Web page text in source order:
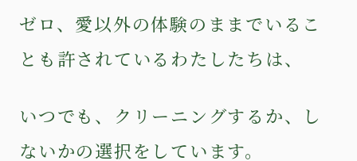
ゼロ、愛以外の体験のままでいるこ
とも許されているわたしたちは、
いつでも、クリーニングするか、し
ないかの選択をしています。